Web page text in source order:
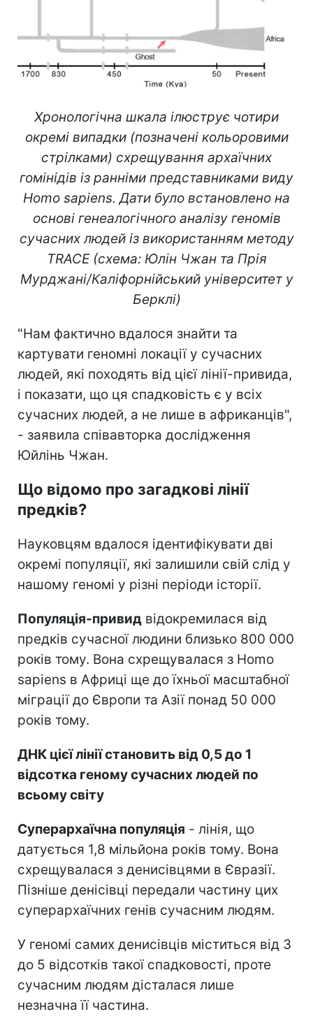
Хронологічна шкала ілюструє чотири
окремі випадки (позначені кольоровими
стрілками) схрещування архаїчних
гомінідів із ранніми представниками виду
Homo sapiens. Дати було встановлено на
основі генеалогічного аналізу геномів
сучасних людей із використанням методу
TRACE (схема: Юлін Чжан та Прія
Мурджані/Каліфорнійський університет у
Берклі)
"Нам фактично вдалося знайти та
картувати геномні локації у сучасних
людей, які походять від цієї лінії-привида,
і показати, що ця спадковість є у всіх
сучасних людей, а не лише в африканців",
- заявила співавторка дослідження
Юйлінь Чжан.
Що відомо про загадкові лінії
предків?
Науковцям вдалося ідентифікувати дві
окремі популяції, які залишили свій слід у
нашому геномі у різні періоди історії.
Популяція-привид відокремилася від
предків сучасної людини близько 800 000
років тому. Вона схрещувалася з Homo
sapiens в Африці ще до їхньої масштабної
міграції до Європи та Азії понад 50 000
років тому.
ДНК цієї лінії становить від 0,5 до 1
відсотка геному сучасних людей по
всьому світу
Суперархаїчна популяція - лінія, що
датується 1,8 мільйона років тому. Вона
схрещувалася з денисівцями в Євразії.
Пізніше денісівці передали частину цих
суперархаїчних генів сучасним людям.
У геномі самих денисівців міститься від 3
до 5 відсотків такої спадковості, проте
сучасним людям дісталася лише
незначна її частина.